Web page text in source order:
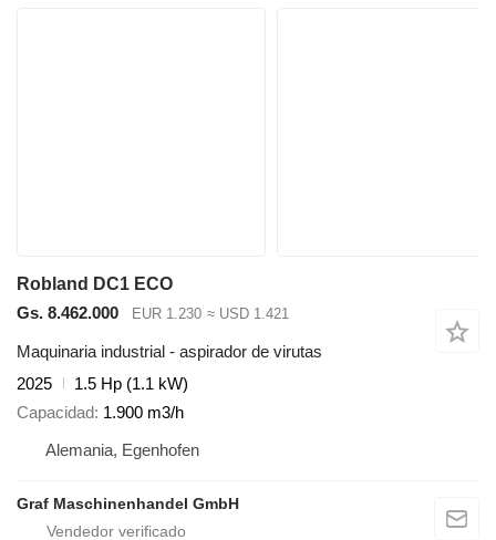
Robland DC1 ECO
Gs. 8.462.000
EUR 1.230 ≈ USD 1.421
Maquinaria industrial - aspirador de virutas
2025
1.5 Hp (1.1 kW)
Capacidad 1.900 m3/h
Alemania, Egenhofen
Graf Maschinenhandel GmbH